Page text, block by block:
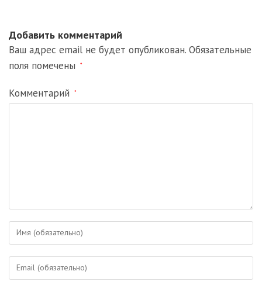
Добавить комментарий
Ваш адрес email не будет опубликован. Обязательные
поля помечены
*
Комментарий *
Введите
или
имя
Введите